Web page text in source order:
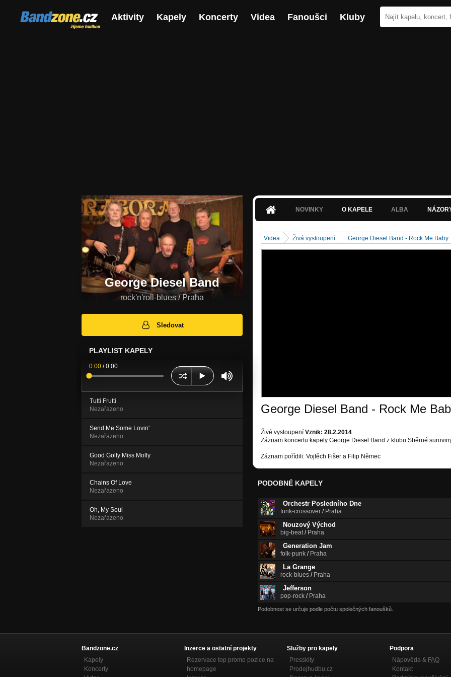
Bandzone.cz
žijeme hudbou
Aktivity Kapely Koncerty Videa Fanoušci Kluby
George Diesel Band
rock'n'roll-blues / Praha
Sledovat
PLAYLIST KAPELY
0:00 /0:00
Tutti Frutti
Nezařazeno
Send Me Some Lovin'
Nezařazeno
Good Golly Miss Molly
Nezařazeno
Chains Of Love
Nezařazeno
Oh, My Soul
Nezařazeno
NOVINKY O KAPELE ALBA
Videa Živá vystoupení George Diesel Band - Rock Me Baby
George Diesel Band - Rock Me
Živé vystoupení Vznik: 28.2.2014
Záznam koncertu kapely George Diesel Band z klubu Sběrné
Záznam pořídili: Vojtěch Fišer a Filip Němec
PODOBNÉ KAPELY
Orchestr Posledního Dne
funk-crossover / Praha
Nouzový Východ
big-beat/ Praha
Generation Jam
folk-punk / Praha
La Grange
rock-blues / Praha
Jefferson
pop-rock / Praha
Podobnost se určuje podle počtu společných fanoušků.
Bandzone.cz
Kapely
Koncerty
Inzerce a ostatní projekty
Rezervace top promo pozice na
homepage
Služby pro kapely
Presskity
Prodejhudbu.cz
Podpora
Nápověda & FAQ
Kontakt